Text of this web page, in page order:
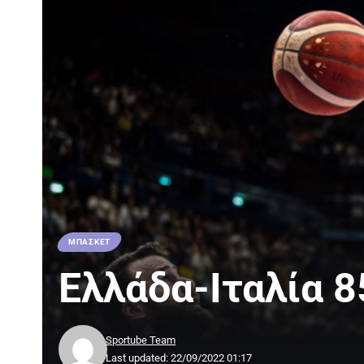
ΜΠΑΣΚΕΤ
Ελλάδα-Ιταλία
Last updated: 22/09/2022 01:17
Sportube Team